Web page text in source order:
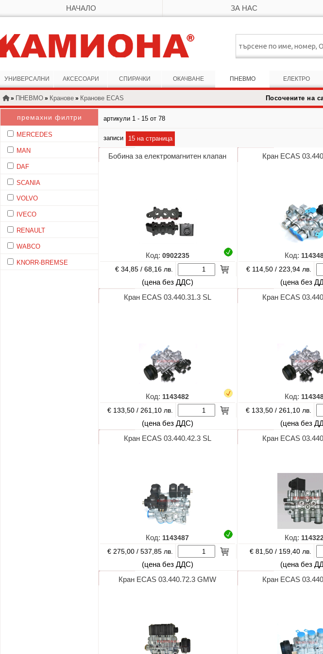
НАЧАЛО ЗА НАС
УНИВЕРСАЛНИ АКСЕСОАРИ СПИРАЧКИ ОКАЧВАНЕ ПНЕВМО ЕЛЕКТРО
» ПНЕВМО » Кранове » Кранове ECAS Посочените на
премахни филтри
MERCEDES
MAN
DAF
SCANIA
VOLVO
IVECO
RENAULT
WABCO
KNORR-BREMSE
артикули 1 - 15 от 78
записи 15 на страница
Бобина за електромагнитен клапан
Код: 0902235
€ 34,85 / 68,16 лв.
(цена без ДДС)
Кран ECAS
Код:
€ 114,50 / 223,94 лв.
(цена без
Кран ECAS 03.440.31.3 SL
Код: 1143482
€ 133,50 / 261,10 лв.
(цена без ДДС)
Кран ECAS
Код:
€ 133,50 / 261,10 лв.
(цена без
Кран ECAS 03.440.42.3 SL
Код: 1143487
€ 275,00 / 537,85 лв.
(цена без ДДС)
Кран ECAS
Код:
€ 81,50 / 159,40 лв.
(цена без
Кран ECAS 03.440.72.3 GMW
Кран ECAS